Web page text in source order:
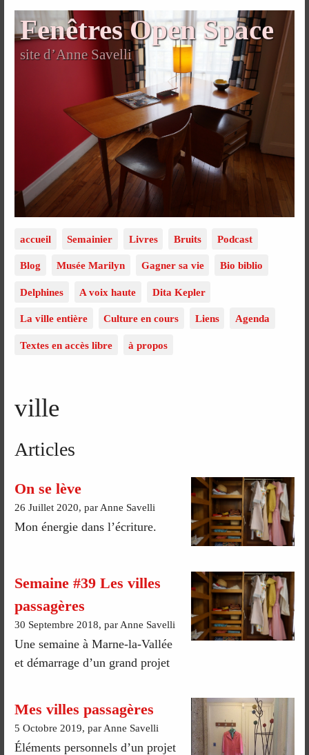
Fenêtres Open Space
site d’Anne Savelli
accueil Semainier Livres Bruits Podcast
Blog Musée Marilyn Gagner sa vie Bio biblio
Delphines A voix haute Dita Kepler
La ville entière Culture en cours Liens Agenda
Textes en accès libre à propos
ville
Articles
On se lève
26 Juillet 2020, par Anne Savelli
Mon énergie dans l’écriture.
Semaine #39 Les villes
passagères
30 Septembre 2018, par Anne Savelli
Une semaine à Marne-la-Vallée
et démarrage d’un grand projet
Mes villes passagères
5 Octobre 2019, par Anne Savelli
Éléments personnels d’un projet